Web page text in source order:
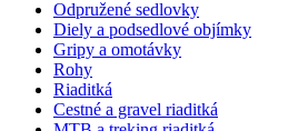
Odpružené sedlovky
Diely a podsedlové objímky
Gripy a omotávky
Rohy
Riaditká
Cestné a gravel riaditká